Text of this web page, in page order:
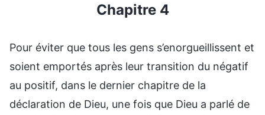
Chapitre 4
Pour éviter que tous les gens s’enorgueillissent et
soient emportés après leur transition du négatif
au positif, dans le dernier chapitre de la
déclaration de Dieu, une fois que Dieu a parlé de